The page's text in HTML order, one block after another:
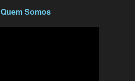
Quem Somos